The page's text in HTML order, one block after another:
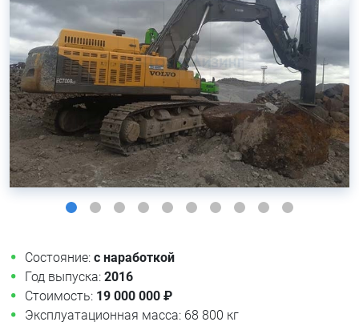
Состояние: с наработкой
Год выпуска: 2016
Стоимость: 19 000 000 ₽
Эксплуатационная масса: 68 800 кг